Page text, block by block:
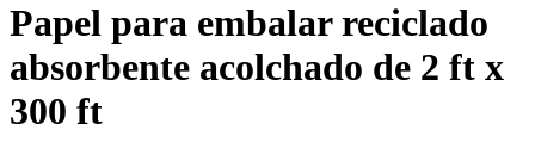
Papel para embalar reciclado
absorbente acolchado de 2 ft x
300 ft